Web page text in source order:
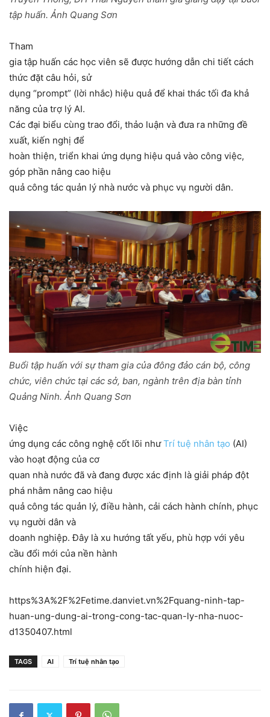
tập huấn. Ảnh Quang Sơn
Tham
gia tập huấn các học viên sẽ được hướng dẫn chi tiết cách
thức đặt câu hỏi, sử
dụng “prompt” (lời nhắc) hiệu quả để khai thác tối đa khả
năng của trợ lý AI.
Các đại biểu cùng trao đổi, thảo luận và đưa ra những đề
xuất, kiến nghị để
hoàn thiện, triển khai ứng dụng hiệu quả vào công việc,
góp phần nâng cao hiệu
quả công tác quản lý nhà nước và phục vụ người dân.
Buổi tập huấn với sự tham gia của đông đảo cán bộ, công
chức, viên chức tại các sở, ban, ngành trên địa bàn tỉnh
Quảng Ninh. Ảnh Quang Sơn
Việc
ứng dụng các công nghệ cốt lõi nhưTrí tuệ nhân tạo (AI)
vào hoạt động của cơ
quan nhà nước đã và đang được xác định là giải pháp đột
phá nhằm nâng cao hiệu
quả công tác quản lý, điều hành, cải cách hành chính, phục
vụ người dân và
doanh nghiệp. Đây là xu hướng tất yếu, phù hợp với yêu
cầu đổi mới của nền hành
chính hiện đại.
https%3A%2F%2Fetime.danviet.vn%2Fquang-ninh-tap-
huan-ung-dung-ai-trong-cong-tac-quan-ly-nha-nuoc-
d1350407.html
TAGS AI Trí tuệ nhân tạo